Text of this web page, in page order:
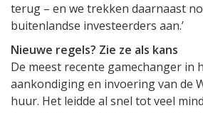
terug – en we trekken daarnaast
buitenlandse investeerders aan.’
Nieuwe regels? Zie ze als kans
De meest recente gamechanger in
aankondiging en invoering van de
huur. Het leidde al snel tot veel